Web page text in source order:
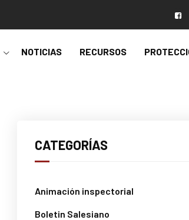
NOTICIAS RECURSOS
CATEGORÍAS
Animación inspectorial
Boletin Salesiano